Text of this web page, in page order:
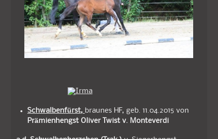
Schwalbenfürst, braunes HF, geb. 11.04.2015 von
Prämienhengst Oliver Twist v. Monteverdi